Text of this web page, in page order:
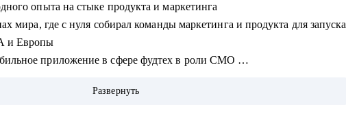
опыта на стыке продукта и маркетинга
мира, где с нуля собирал команды маркетинга и продукта для запуска
и Европы
приложение в сфере фудтех в роли CMO
платформы для запуска кампаний с блогерами Uno Dos Trends
Развернуть